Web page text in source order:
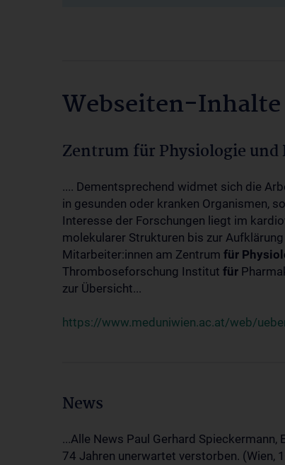
Webseiten-Inhalte
Zentrum für Physiologie
.... Dementsprechend widmet sich die
in gesunden oder kranken Organismen,
Interesse der Forschungen liegt im
molekularer Strukturen bis zur
Mitarbeiter:innen am Zentrum für
Thromboseforschung Institut für
zur Übersicht...
https://www.meduniwien.ac.at/web/
News
...Alle News Paul Gerhard
74 Jahren unerwartet verstorben. (Wien,